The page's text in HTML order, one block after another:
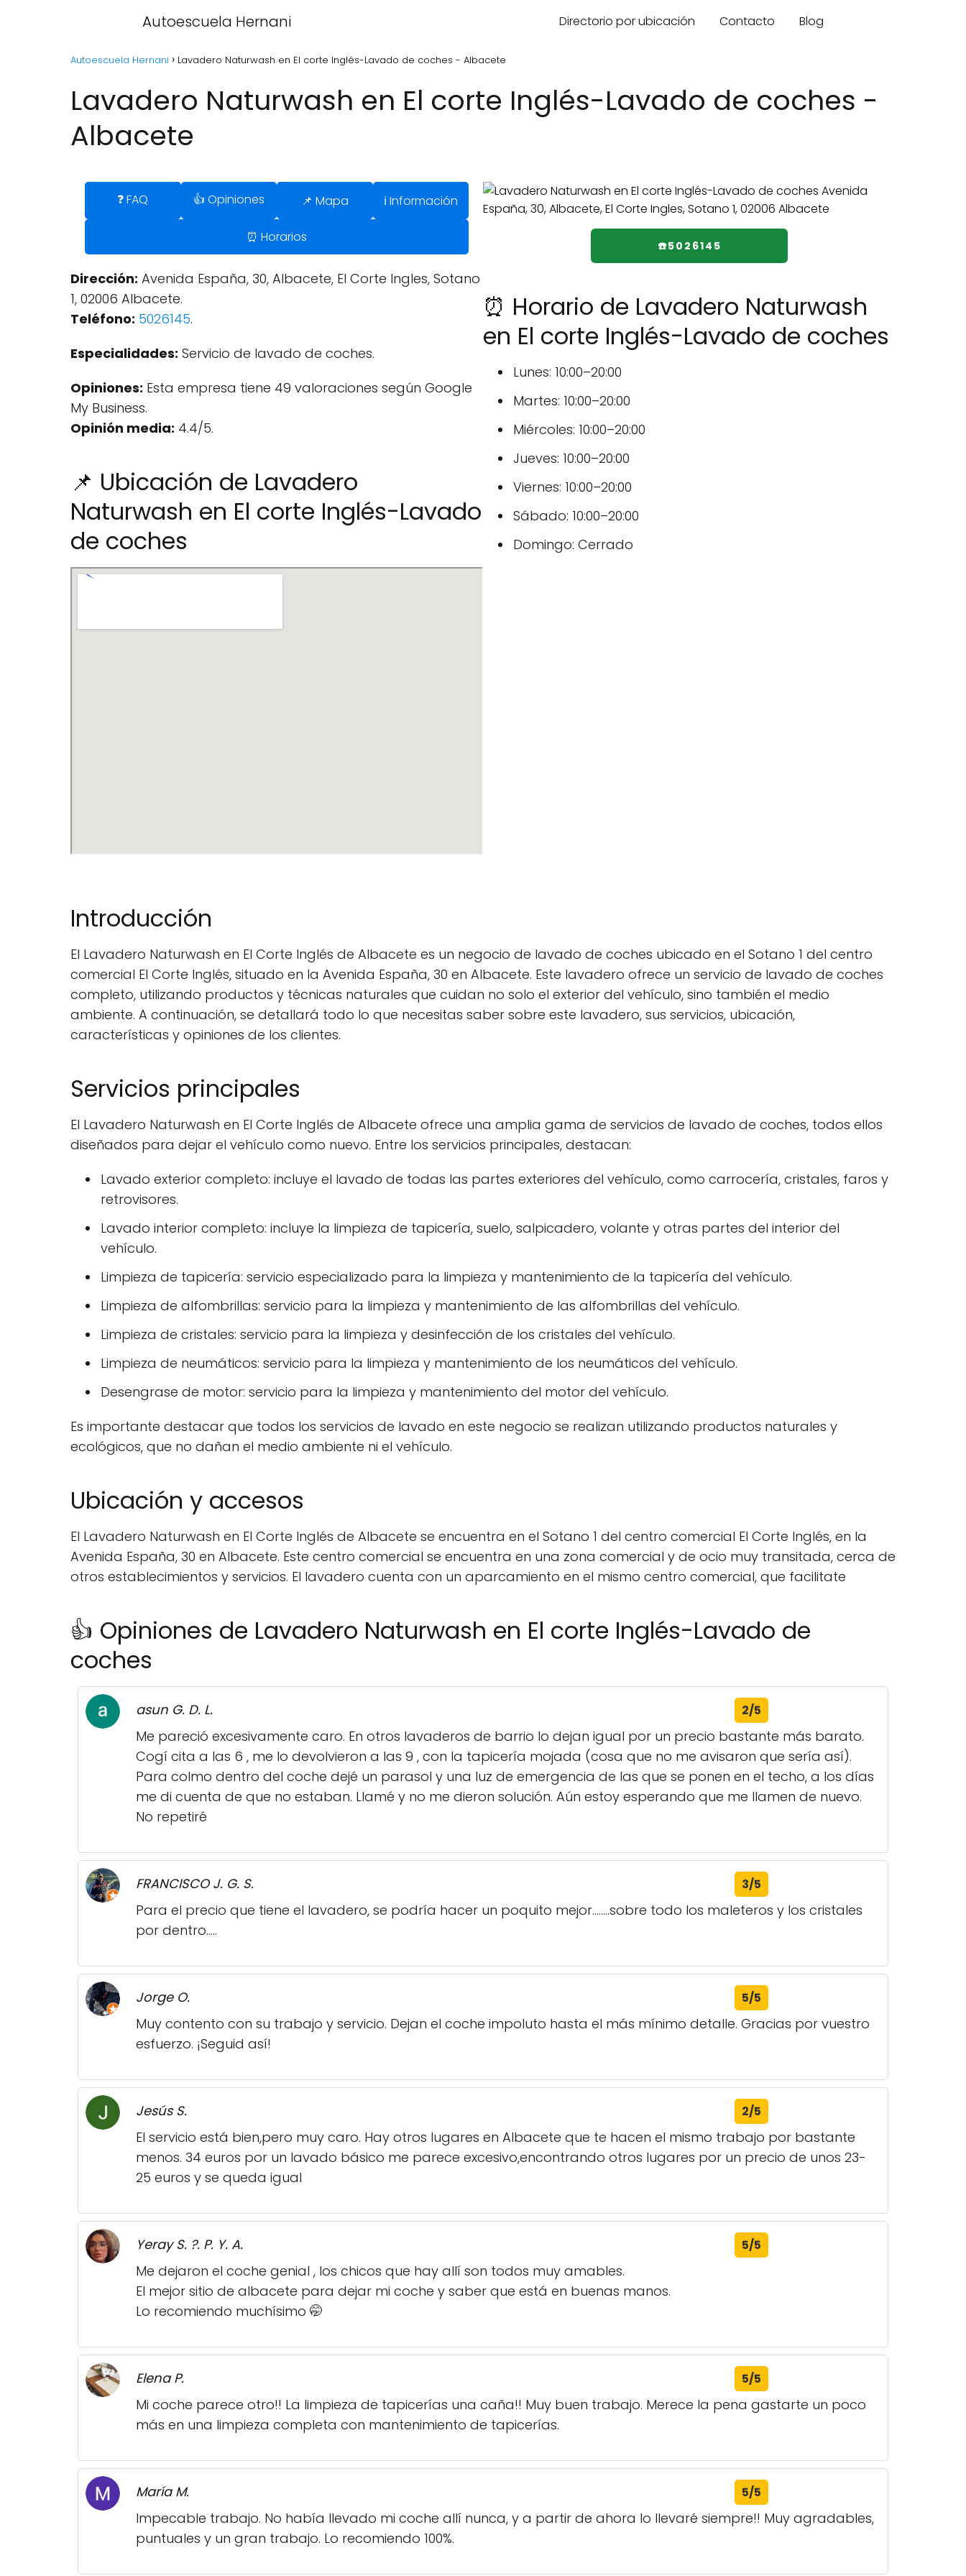
Autoescuela Hernani Directorio por ubicación Contacto Blog
Autoescuela Hernani Lavadero Naturwash en El corte Inglés-Lavado de coches - Albacete
Lavadero Naturwash en El corte Inglés-Lavado de coches -
Albacete
❓ FAQ 👍 Opiniones 📌 Mapa ℹ️ Información
⏰ Horarios
Dirección: Avenida España, 30, Albacete, El Corte Ingles, Sotano
1, 02006 Albacete.
Teléfono: 5026145.
Especialidades: Servicio de lavado de coches.
Opiniones: Esta empresa tiene 49 valoraciones según Google
My Business.
Opinión media: 4.4/5.
📌 Ubicación de Lavadero
Naturwash en El corte Inglés-Lavado
de coches
☎️5026145
⏰ Horario de Lavadero Naturwash
en El corte Inglés-Lavado de coches
Lunes: 10:00–20:00
Martes: 10:00–20:00
Miércoles: 10:00–20:00
Jueves: 10:00–20:00
Viernes: 10:00–20:00
Sábado: 10:00–20:00
Domingo: Cerrado
Introducción
El Lavadero Naturwash en El Corte Inglés de Albacete es un negocio de lavado de coches ubicado en el Sotano 1 del centro
comercial El Corte Inglés, situado en la Avenida España, 30 en Albacete. Este lavadero ofrece un servicio de lavado de coches
completo, utilizando productos y técnicas naturales que cuidan no solo el exterior del vehículo, sino también el medio
ambiente. A continuación, se detallará todo lo que necesitas saber sobre este lavadero, sus servicios, ubicación,
características y opiniones de los clientes.
Servicios principales
El Lavadero Naturwash en El Corte Inglés de Albacete ofrece una amplia gama de servicios de lavado de coches, todos ellos
diseñados para dejar el vehículo como nuevo. Entre los servicios principales, destacan:
Lavado exterior completo: incluye el lavado de todas las partes exteriores del vehículo, como carrocería, cristales, faros y
retrovisores.
Lavado interior completo: incluye la limpieza de tapicería, suelo, salpicadero, volante y otras partes del interior del
vehículo.
Limpieza de tapicería: servicio especializado para la limpieza y mantenimiento de la tapicería del vehículo.
Limpieza de alfombrillas: servicio para la limpieza y mantenimiento de las alfombrillas del vehículo.
Limpieza de cristales: servicio para la limpieza y desinfección de los cristales del vehículo.
Limpieza de neumáticos: servicio para la limpieza y mantenimiento de los neumáticos del vehículo.
Desengrase de motor: servicio para la limpieza y mantenimiento del motor del vehículo.
Es importante destacar que todos los servicios de lavado en este negocio se realizan utilizando productos naturales y
ecológicos, que no dañan el medio ambiente ni el vehículo.
Ubicación y accesos
El Lavadero Naturwash en El Corte Inglés de Albacete se encuentra en el Sotano 1 del centro comercial El Corte Inglés, en la
Avenida España, 30 en Albacete. Este centro comercial se encuentra en una zona comercial y de ocio muy transitada, cerca de
otros establecimientos y servicios. El lavadero cuenta con un aparcamiento en el mismo centro comercial, que facilitate
👍 Opiniones de Lavadero Naturwash en El corte Inglés-Lavado de
coches
asun G. D. L. 2/5
Me pareció excesivamente caro. En otros lavaderos de barrio lo dejan igual por un precio bastante más barato.
Cogí cita a las 6 , me lo devolvieron a las 9 , con la tapicería mojada (cosa que no me avisaron que sería así).
Para colmo dentro del coche dejé un parasol y una luz de emergencia de las que se ponen en el techo, a los días
me di cuenta de que no estaban. Llamé y no me dieron solución. Aún estoy esperando que me llamen de nuevo.
No repetiré
FRANCISCO J. G. S. 3/5
Para el precio que tiene el lavadero, se podría hacer un poquito mejor........sobre todo los maleteros y los cristales
por dentro.....
Jorge O. 5/5
Muy contento con su trabajo y servicio. Dejan el coche impoluto hasta el más mínimo detalle. Gracias por vuestro
esfuerzo. ¡Seguid así!
Jesús S. 2/5
El servicio está bien,pero muy caro. Hay otros lugares en Albacete que te hacen el mismo trabajo por bastante
menos. 34 euros por un lavado básico me parece excesivo,encontrando otros lugares por un precio de unos 23-
25 euros y se queda igual
Yeray S. ?. P. Y. A. 5/5
Me dejaron el coche genial , los chicos que hay allí son todos muy amables.
El mejor sitio de albacete para dejar mi coche y saber que está en buenas manos.
Lo recomiendo muchísimo 🤭
Elena P. 5/5
Mi coche parece otro!! La limpieza de tapicerías una caña!! Muy buen trabajo. Merece la pena gastarte un poco
más en una limpieza completa con mantenimiento de tapicerías.
María M. 5/5
Impecable trabajo. No había llevado mi coche allí nunca, y a partir de ahora lo llevaré siempre!! Muy agradables,
puntuales y un gran trabajo. Lo recomiendo 100%.